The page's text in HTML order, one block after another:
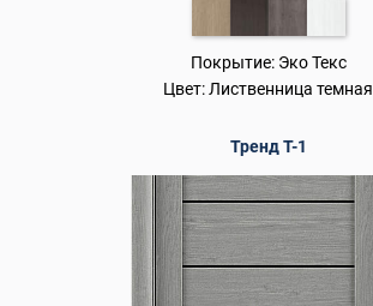
Покрытие: Эко Текс
Цвет: Лиственница темная
Тренд Т-1